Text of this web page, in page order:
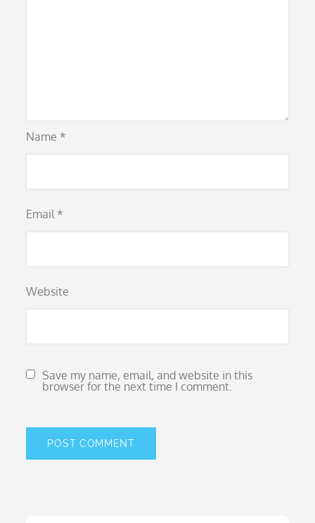
Name *
Email *
Website
Save my name, email, and website in this
browser for the next time I comment.